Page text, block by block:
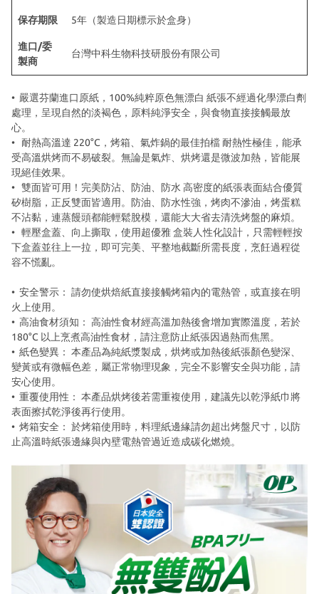
保存期限 5年（製造日期標示於盒身）
進口/委
製商
台灣中科生物科技研股份有限公司
• 嚴選芬蘭進口原紙，100%純粹原色無漂白 紙張不經過化學漂白劑
處理，呈現自然的淡褐色，原料純淨安全，與食物直接接觸最放
心。
• 耐熱高溫達 220°C，烤箱、氣炸鍋的最佳拍檔 耐熱性極佳，能承
受高溫烘烤而不易破裂。無論是氣炸、烘烤還是微波加熱，皆能展
現絕佳效果。
• 雙面皆可用！完美防沾、防油、防水 高密度的紙張表面結合優質
矽樹脂，正反雙面皆適用。防油、防水性強，烤肉不滲油，烤蛋糕
不沾黏，連蒸饅頭都能輕鬆脫模，還能大大省去清洗烤盤的麻煩。
• 輕壓盒蓋、向上撕取，使用超優雅 盒裝人性化設計，只需輕輕按
下盒蓋並往上一拉，即可完美、平整地截斷所需長度，烹飪過程從
容不慌亂。
• 安全警示： 請勿使烘焙紙直接接觸烤箱內的電熱管，或直接在明
火上使用。
• 高油食材須知： 高油性食材經高溫加熱後會增加實際溫度，若於
180°C 以上烹煮高油性食材，請注意防止紙張因過熱而焦黑。
• 紙色變異： 本產品為純紙漿製成，烘烤或加熱後紙張顏色變深、
變黃或有微幅色差，屬正常物理現象，完全不影響安全與功能，請
安心使用。
• 重覆使用性： 本產品烘烤後若需重複使用，建議先以乾淨紙巾將
表面擦拭乾淨後再行使用。
• 烤箱安全： 於烤箱使用時，料理紙邊緣請勿超出烤盤尺寸，以防
止高溫時紙張邊緣與內壁電熱管過近造成碳化燃燒。